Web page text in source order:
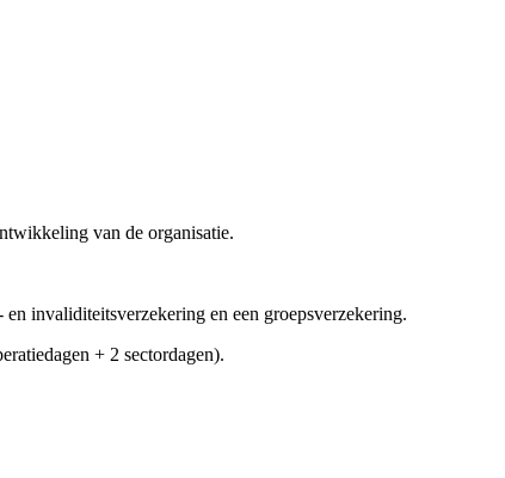
van de organisatie.
invaliditeitsverzekering en een groepsverzekering.
+ 2 sectordagen).